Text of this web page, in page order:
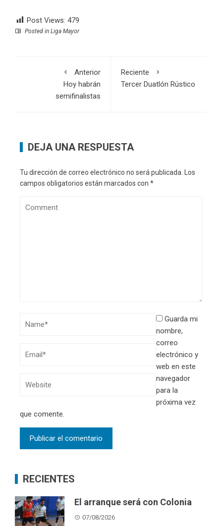
Post Views: 479
Posted in Liga Mayor
Anterior
Hoy habrán
semifinalistas
Reciente
Tercer Duatlón Rústico
DEJA UNA RESPUESTA
Tu dirección de correo electrónico no será publicada. Los
campos obligatorios están marcados con *
Guarda mi
nombre,
correo
electrónico y
web en este
navegador
para la
próxima vez
que comente.
RECIENTES
El arranque será con Colonia
07/08/2026